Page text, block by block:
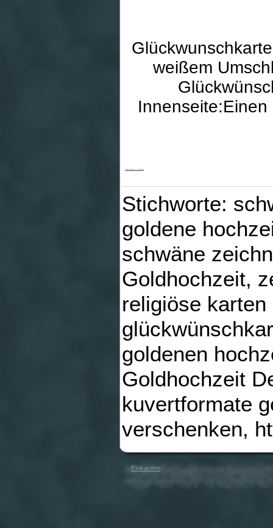
weißem
Stichworte:
goldene
schwäne
Goldhochzeit,
religiöse
goldenen
Goldhochzeit
kuvertformate
verschenken,
Einkaufen